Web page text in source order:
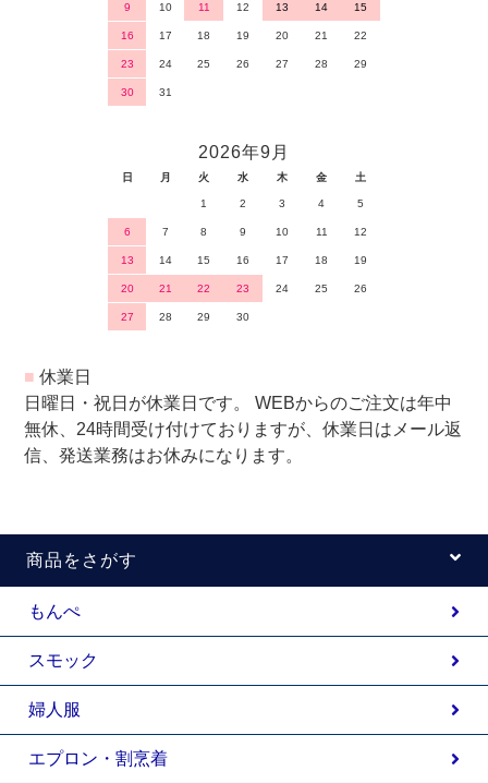
9 10 11 12 13 14 15
16 17 18 19 20 21 22
23 24 25 26 27 28 29
30 31
2026年9月
日 月 火 水 木 金 土
1 2 3 4 5
6 7 8 9 10 11 12
13 14 15 16 17 18 19
20 21 22 23 24 25 26
27 28 29 30
■ 休業日
日曜日・祝日が休業日です。 WEBからのご注文は年中
無休、24時間受け付けておりますが、休業日はメール返
信、発送業務はお休みになります。
商品をさがす
もんぺ
スモック
婦人服
エプロン・割烹着